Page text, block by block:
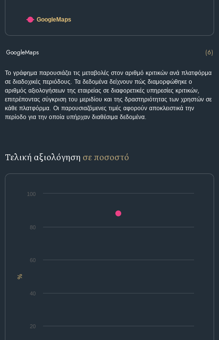
GoogleMaps
GoogleMaps (6)
Το γράφημα παρουσιάζει τις μεταβολές στον αριθμό κριτικών ανά πλατφόρμα
σε διαδοχικές περιόδους. Τα δεδομένα δείχνουν πώς διαμορφώθηκε ο
αριθμός αξιολογήσεων της εταιρείας σε διαφορετικές υπηρεσίες κριτικών,
επιτρέποντας σύγκριση του μεριδίου και της δραστηριότητας των χρηστών σε
κάθε πλατφόρμα. Οι παρουσιαζόμενες τιμές αφορούν αποκλειστικά την
περίοδο για την οποία υπήρχαν διαθέσιμα δεδομένα.
Τελική αξιολόγηση σε ποσοστό
%
20
40
60
80
100